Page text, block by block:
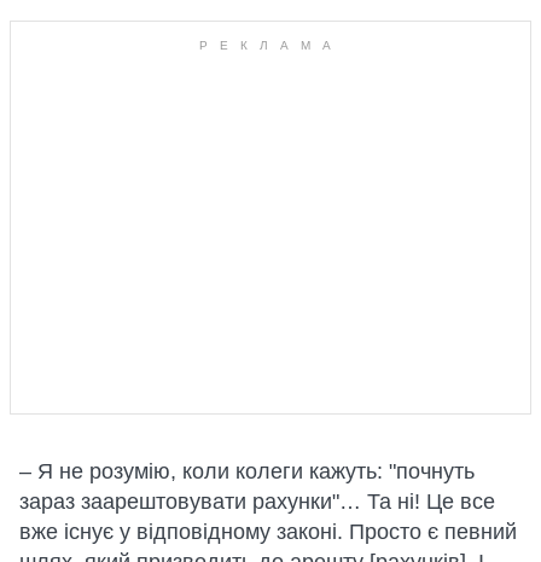
– Я не розумію, коли колеги кажуть: "почнуть
зараз заарештовувати рахунки"… Та ні! Це все
вже існує у відповідному законі. Просто є певний